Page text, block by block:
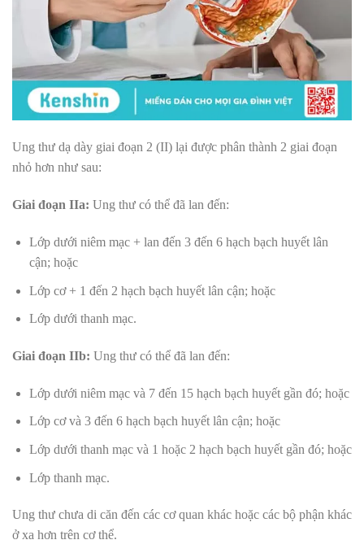
Ung thư dạ dày giai đoạn 2 (II) lại được phân thành 2 giai đoạn
nhỏ hơn như sau:
Giai đoạn IIa: Ung thư có thể đã lan đến:
Lớp dưới niêm mạc + lan đến 3 đến 6 hạch bạch huyết lân
cận; hoặc
Lớp cơ + 1 đến 2 hạch bạch huyết lân cận; hoặc
Lớp dưới thanh mạc.
Giai đoạn IIb: Ung thư có thể đã lan đến:
Lớp dưới niêm mạc và 7 đến 15 hạch bạch huyết gần đó; hoặc
Lớp cơ và 3 đến 6 hạch bạch huyết lân cận; hoặc
Lớp dưới thanh mạc và 1 hoặc 2 hạch bạch huyết gần đó; hoặc
Lớp thanh mạc.
Ung thư chưa di căn đến các cơ quan khác hoặc các bộ phận khác
ở xa hơn trên cơ thể.